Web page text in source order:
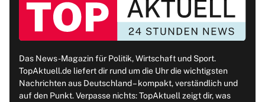
Das News-Magazin für Politik, Wirtschaft und Sport.
TopAktuell.de liefert dir rund um die Uhr die wichtigsten
Nachrichten aus Deutschland – kompakt, verständlich und
auf den Punkt. Verpasse nichts: TopAktuell zeigt dir, was